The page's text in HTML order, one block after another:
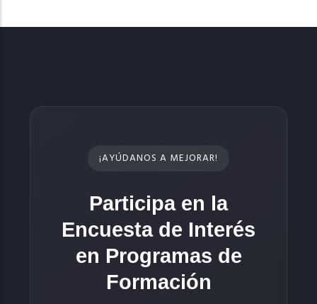
¡AYÚDANOS A MEJORAR!
Participa en la
Encuesta de Interés
en Programas de
Formación